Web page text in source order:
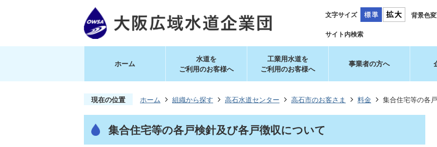
文字サイズ 背景色
サイト内検索
ホーム
水道を
ご利用のお客様へ
工業用水道を
ご利用のお客様へ
事業者の方へ
現在の位置 ホーム 組織から探す 高石水道センター 高石市のお客さま 料金 集合住宅等の各
集合住宅等の各戸検針及び各戸徴収について